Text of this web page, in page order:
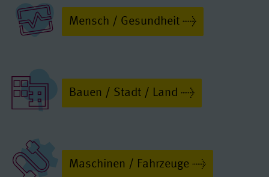
Mensch / Gesundheit
Bauen / Stadt / Land
Maschinen / Fahrzeuge